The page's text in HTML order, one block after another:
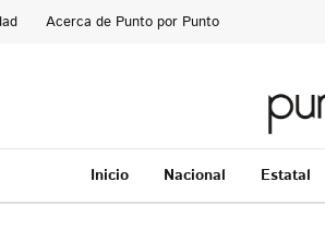
Acerca de Punto por Punto
Inicio Nacional Estatal